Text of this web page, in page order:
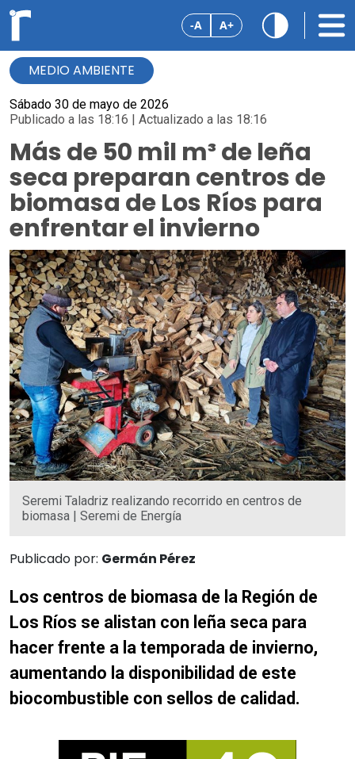
-A A+
MEDIO AMBIENTE
Sábado 30 de mayo de 2026
Publicado a las 18:16 | Actualizado a las 18:16
Más de 50 mil m³ de leña
seca preparan centros de
biomasa de Los Ríos para
enfrentar el invierno
Seremi Taladriz realizando recorrido en centros de
biomasa | Seremi de Energía
Publicado por: Germán Pérez
Los centros de biomasa de la Región de
Los Ríos se alistan con leña seca para
hacer frente a la temporada de invierno,
aumentando la disponibilidad de este
biocombustible con sellos de calidad.